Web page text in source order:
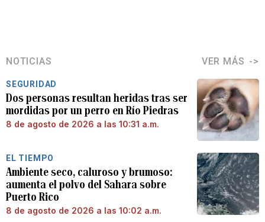
NOTICIAS VER MÁS
SEGURIDAD
Dos personas resultan heridas tras ser
mordidas por un perro en Río Piedras
8 de agosto de 2026 a las 10:31 a.m.
EL TIEMPO
Ambiente seco, caluroso y brumoso:
aumenta el polvo del Sahara sobre
Puerto Rico
8 de agosto de 2026 a las 10:02 a.m.